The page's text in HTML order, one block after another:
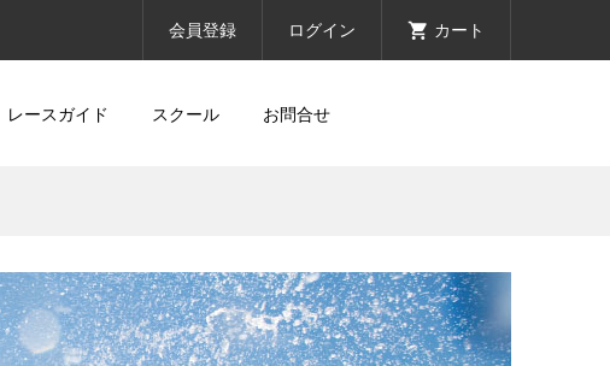
会員登録 ログイン カート
レースガイド スクール お問合せ